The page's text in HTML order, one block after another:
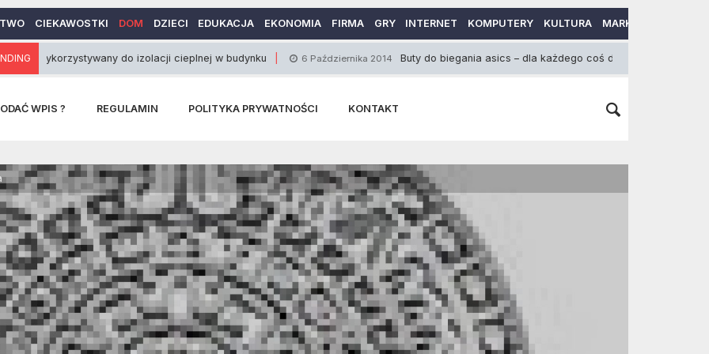
CIEKAWOSTKI DOM DZIECI EDUKACJA EKONOMIA FIRMA GRY INTERNET KOMPUTERY KULTURA MARKETING
do izolacji cieplnej w budynku 6 Października 2014 Buty do biegania asics – dla każdego coś dobrego
WPIS ? REGULAMIN POLITYKA PRYWATNOŚCI KONTAKT